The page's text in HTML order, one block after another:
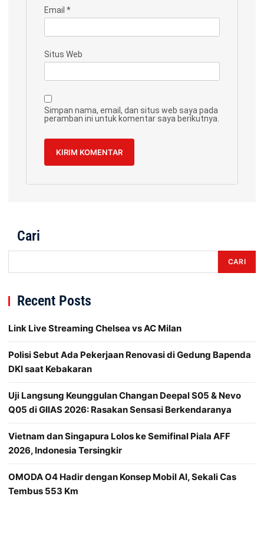
Email *
Situs Web
Simpan nama, email, dan situs web saya pada
peramban ini untuk komentar saya berikutnya.
Cari
CARI
Recent Posts
Link Live Streaming Chelsea vs AC Milan
Polisi Sebut Ada Pekerjaan Renovasi di Gedung Bapenda
DKI saat Kebakaran
Uji Langsung Keunggulan Changan Deepal S05 & Nevo
Q05 di GIIAS 2026: Rasakan Sensasi Berkendaranya
Vietnam dan Singapura Lolos ke Semifinal Piala AFF
2026, Indonesia Tersingkir
OMODA O4 Hadir dengan Konsep Mobil AI, Sekali Cas
Tembus 553 Km